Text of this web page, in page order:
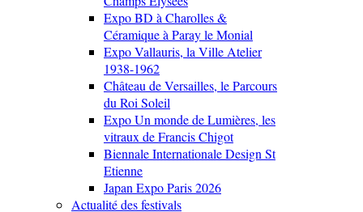
Expo BD à Charolles &
Céramique à Paray le Monial
Expo Vallauris, la Ville Atelier
1938-1962
Château de Versailles, le Parcours
du Roi Soleil
Expo Un monde de Lumières, les
vitraux de Francis Chigot
Biennale Internationale Design St
Etienne
Japan Expo Paris 2026
Actualité des festivals